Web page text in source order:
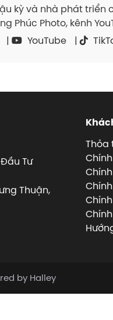
kỳ và nhà phát triển
Phúc Photo, kênh
| YouTube |
Tư
Thuận,
Thỏa
by Halley